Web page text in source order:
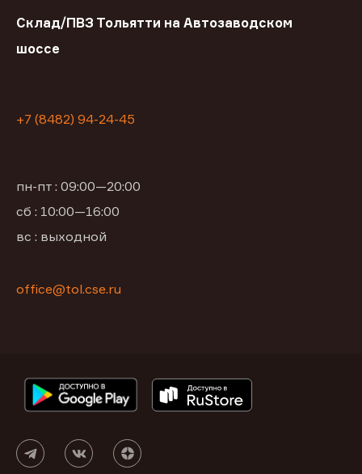
Склад/ПВЗ Тольятти на Автозаводском
шоссе
+7 (8482) 94-24-45
пн-пт : 09:00—20:00
сб : 10:00—16:00
вс : выходной
office@tol.cse.ru